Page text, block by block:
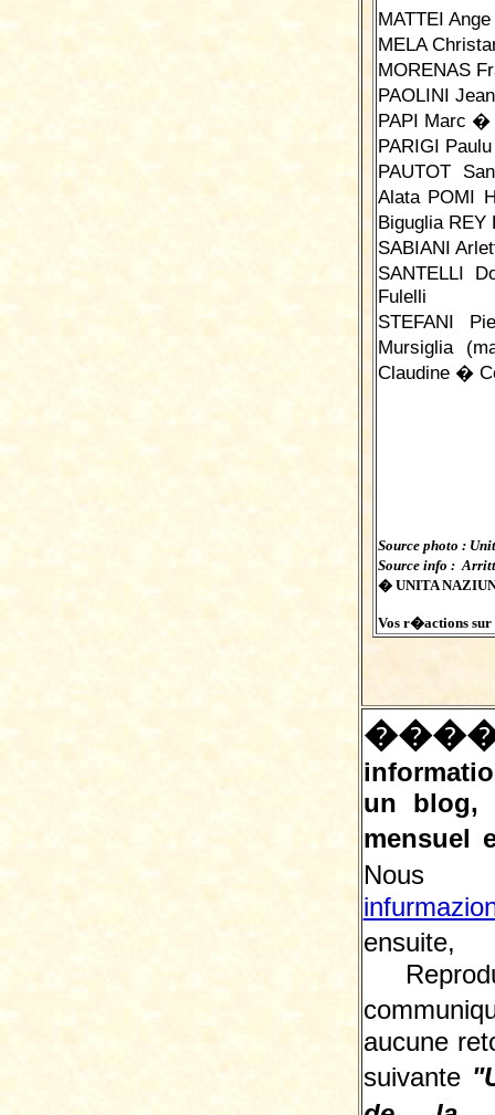
MATTEI
MELA
MORENAS
PAOLINI
PAPI Marc �
PARIGI
PAUTOT
Alata POMI
Biguglia
SABIANI
SANTELLI
Fulelli
STEFANI
Mursiglia
Claudine �
Source photo :
Source info :
� UNITA
Vos r�actions
un blog,
mensuel
Nous
ensuite,
aucune
suivante